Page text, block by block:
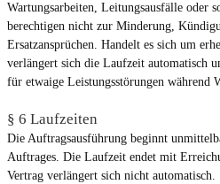
Wartungsarbeiten, Leitungsausfälle oder
berechtigen nicht zur Minderung,
Ersatzansprüchen. Handelt es sich um
verlängert sich die Laufzeit automatisch
für etwaige Leistungsstörungen während
§ 6 Laufzeiten
Die Auftragsausführung beginnt
Auftrages. Die Laufzeit endet mit
Vertrag verlängert sich nicht automatisch.